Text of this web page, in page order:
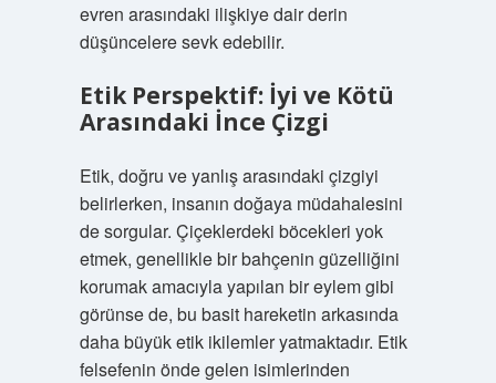
evren arasındaki ilişkiye dair derin
düşüncelere sevk edebilir.
Etik Perspektif: İyi ve Kötü
Arasındaki İnce Çizgi
Etik, doğru ve yanlış arasındaki çizgiyi
belirlerken, insanın doğaya müdahalesini
de sorgular. Çiçeklerdeki böcekleri yok
etmek, genellikle bir bahçenin güzelliğini
korumak amacıyla yapılan bir eylem gibi
görünse de, bu basit hareketin arkasında
daha büyük etik ikilemler yatmaktadır. Etik
felsefenin önde gelen isimlerinden